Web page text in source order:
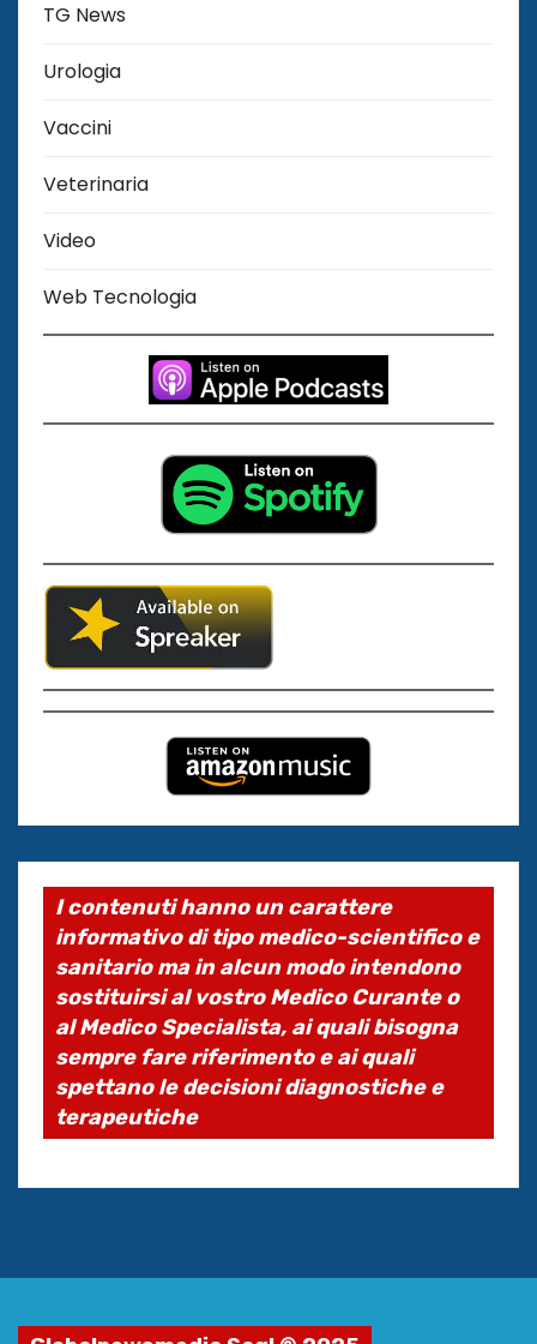
TG News
Urologia
Vaccini
Veterinaria
Video
Web Tecnologia
I contenuti hanno un carattere
informativo di tipo medico-scientifico e
sanitario ma in alcun modo intendono
sostituirsi al vostro Medico Curante o
al Medico Specialista, ai quali bisogna
sempre fare riferimento e ai quali
spettano le decisioni diagnostiche e
terapeutiche